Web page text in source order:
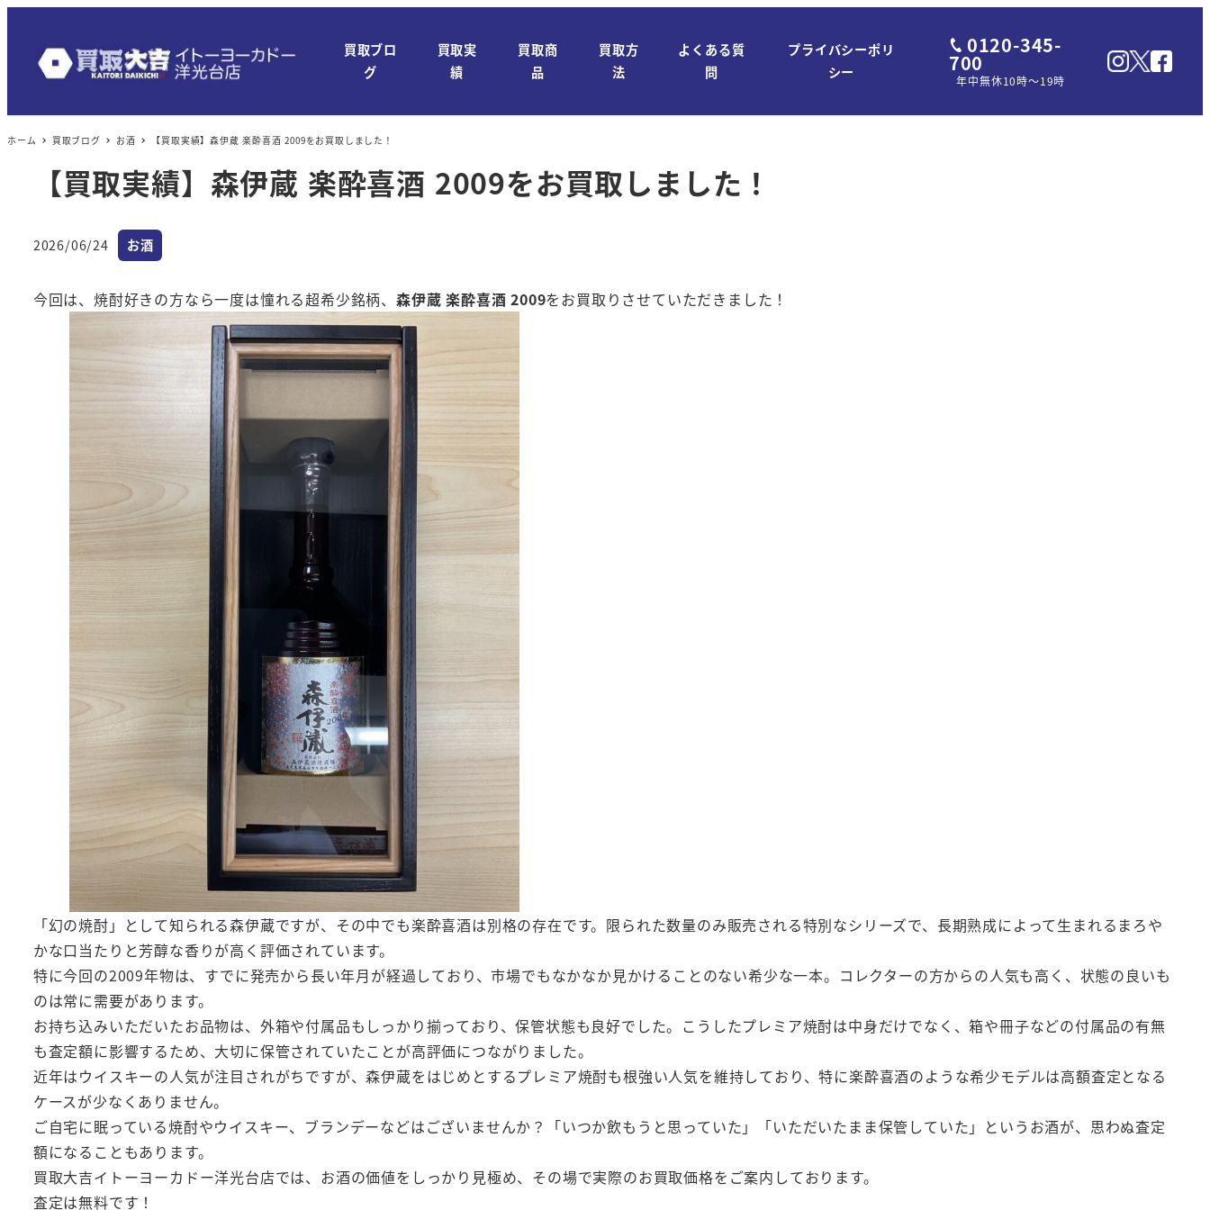
ン
テ
買取ブロ
グ
買取実
績
買取商
品
買取方
法
よくある質
問
プライバシーポリ
シー
0120-345-
700
年中無休10時～19時
ホーム 買取ブログ お酒 【買取実績】森伊蔵 楽酔喜酒 2009をお買取しました！
【買取実績】森伊蔵 楽酔喜酒 2009をお買取しました！
投稿日
2026/06/24 カテゴリー
お酒
今回は、焼酎好きの方なら一度は憧れる超希少銘柄、 森伊蔵 楽酔喜酒 2009をお買取りさせていただきました！
「幻の焼酎」として知られる森伊蔵ですが、その中でも楽酔喜酒は別格の存在です。限られた数量のみ販売される特別なシリーズで、長期熟成によって生まれるまろや
かな口当たりと芳醇な香りが高く評価されています。
特に今回の2009年物は、すでに発売から長い年月が経過しており、市場でもなかなか見かけることのない希少な一本。コレクターの方からの人気も高く、状態の良いも
のは常に需要があります。
お持ち込みいただいたお品物は、外箱や付属品もしっかり揃っており、保管状態も良好でした。こうしたプレミア焼酎は中身だけでなく、箱や冊子などの付属品の有無
も査定額に影響するため、大切に保管されていたことが高評価につながりました。
近年はウイスキーの人気が注目されがちですが、森伊蔵をはじめとするプレミア焼酎も根強い人気を維持しており、特に楽酔喜酒のような希少モデルは高額査定となる
ケースが少なくありません。
ご自宅に眠っている焼酎やウイスキー、ブランデーなどはございませんか？「いつか飲もうと思っていた」「いただいたまま保管していた」というお酒が、思わぬ査定
額になることもあります。
買取大吉イトーヨーカドー洋光台店では、お酒の価値をしっかり見極め、その場で実際のお買取価格をご案内しております。
査定は無料です！